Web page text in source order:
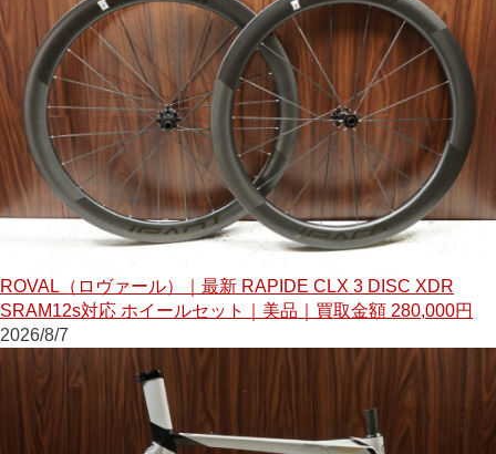
ROVAL（ロヴァール）｜最新 RAPIDE CLX 3 DISC XDR
SRAM12s対応 ホイールセット｜美品｜買取金額 280,000円
2026/8/7